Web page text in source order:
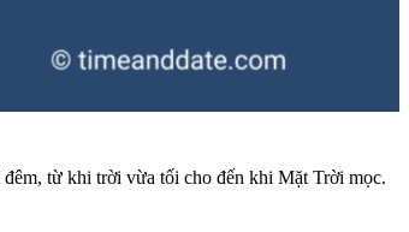
từ khi trời vừa tối cho đến khi Mặt Trời mọc.